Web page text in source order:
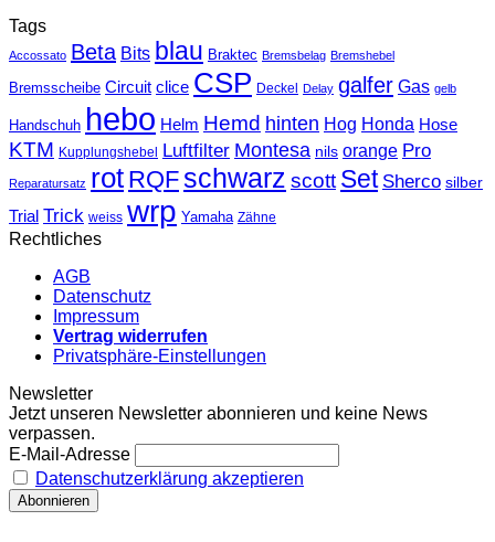
Tags
Accossato Beta Bits blau Braktec Bremsbelag Bremshebel
Bremsscheibe Circuit clice CSP Deckel Delay galfer Gas gelb
Handschuh hebo Helm Hemd hinten Hog Honda Hose
KTM Kupplungshebel Luftfilter Montesa nils orange Pro
Reparatursatz rot RQF schwarz scott Set Sherco silber
Trial Trick weiss wrp Yamaha Zähne
Rechtliches
AGB
Datenschutz
Impressum
Vertrag widerrufen
Privatsphäre-Einstellungen
Newsletter
Jetzt unseren Newsletter abonnieren und keine News
verpassen.
E-Mail-Adresse
Datenschutzerklärung akzeptieren